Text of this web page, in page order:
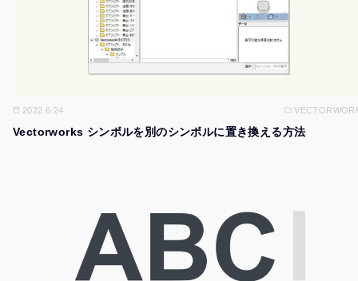
2022.6.24
Vectorworks シンボルを別のシンボルに置き換える方法